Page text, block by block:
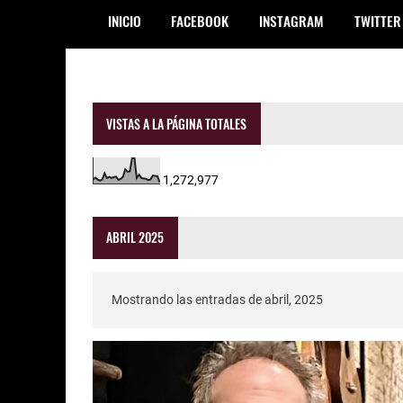
INICIO FACEBOOK INSTAGRAM TWITTER
VISTAS A LA PÁGINA TOTALES
1,272,977
ABRIL 2025
Mostrando las entradas de abril, 2025